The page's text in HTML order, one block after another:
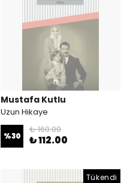
Mustafa Kutlu
Uzun Hikaye
%30
₺ 160.00
₺ 112.00
Tükendi